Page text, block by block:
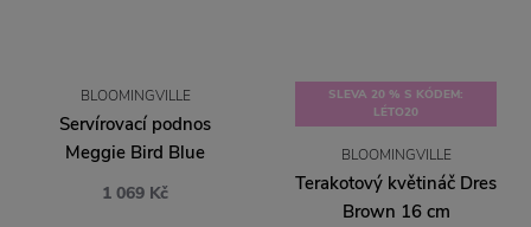
BLOOMINGVILLE
Servírovací podnos
Meggie Bird Blue
1 069 Kč
SLEVA 20 % S KÓDEM:
LÉTO20
BLOOMINGVILLE
Terakotový květináč Dres
Brown 16 cm